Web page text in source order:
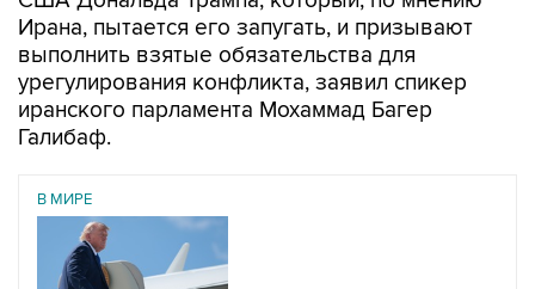
Ирана, пытается его запугать, и призывают
выполнить взятые обязательства для
урегулирования конфликта, заявил спикер
иранского парламента Мохаммад Багер
Галибаф.
В МИРЕ